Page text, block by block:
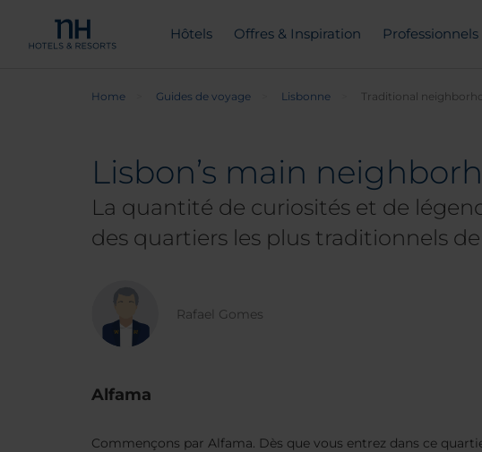
Hôtels Offres & Inspiration Professionnels
Home Guides de voyage Lisbonne Traditional
Lisbon’s main
La quantité de curiosités et de
des quartiers les plus traditionnels
Rafael Gomes
Alfama
Commençons par Alfama. Dès que vous entrez dans ce